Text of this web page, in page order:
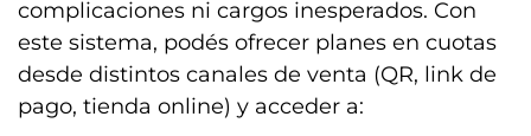
complicaciones ni cargos inesperados. Con
este sistema, podés ofrecer planes en cuotas
desde distintos canales de venta (QR, link de
pago, tienda online) y acceder a: